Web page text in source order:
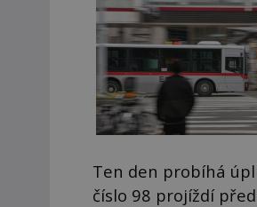
Ten den probíhá
číslo 98 projíždí